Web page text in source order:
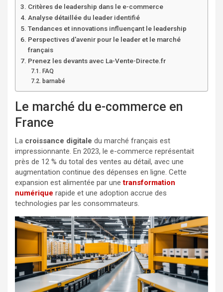
Critères de leadership dans le e-commerce
Analyse détaillée du leader identifié
Tendances et innovations influençant le leadership
Perspectives d'avenir pour le leader et le marché
français
Prenez les devants avec La-Vente-Directe.fr
FAQ
barnabé
Le marché du e-commerce en
France
La croissance digitale du marché français est
impressionnante. En 2023, le e-commerce représentait
près de 12 % du total des ventes au détail, avec une
augmentation continue des dépenses en ligne. Cette
expansion est alimentée par unetransformation
numérique rapide et une adoption accrue des
technologies par les consommateurs.